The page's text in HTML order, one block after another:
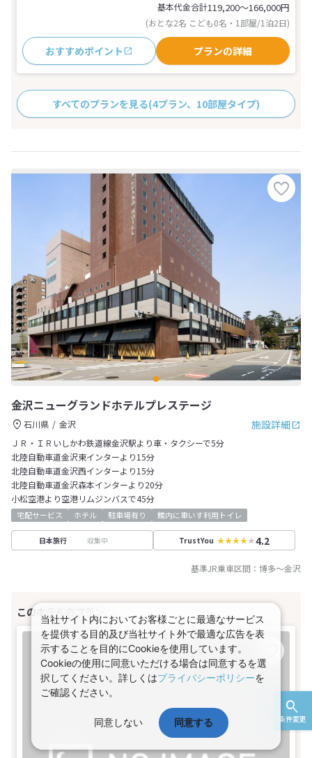
条件変更
基本代金合計119,200〜166,000円
(おとな2名 こども0名・1部屋/1泊2日)
おすすめポイント プランの詳細
すべてのプランを見る(4プラン、10部屋タイプ)
金沢ニューグランドホテルプレステージ
施設詳細
石川県
金沢
ＪＲ・ＩＲいしかわ鉄道線金沢駅より車・タクシーで5分
北陸自動車道金沢東インターより15分
北陸自動車道金沢西インターより15分
北陸自動車道金沢森本インターより20分
小松空港より空港リムジンバスで45分
宅配サービス ホテル 駐車場有り 館内に車いす利用トイレ
日本旅行 収集中 TrustYou 4.2
基準JR乗車区間： 博多～金沢
当社サイト内においてお客様ごとに最適なサービス
を提供する目的及び当社サイト外で最適な広告を表
示することを目的にCookieを使用しています。
Cookieの使用に同意いただける場合は同意するを選
択してください。詳しくはプライバシーポリシーを
ご確認ください。
同意しない 同意する